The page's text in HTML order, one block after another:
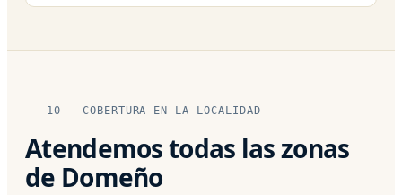
10 — COBERTURA EN LA LOCALIDAD
Atendemos todas las zonas
de Domeño